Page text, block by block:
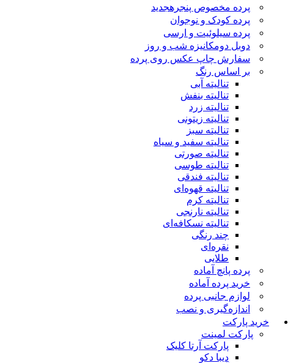
پرده مخصوص پنجرهجدید
پرده کودک و نوجوان
پرده سیلوئیت و ارسی
دوبل دومکانیزه شب و روز
سفارش چاپ عکس روی پرده
بر اساس رنگ
تنالیته آبی
تنالیته بنفش
تنالیته زرد
تنالیته زیتونی
تنالیته سبز
تنالیته سفید و سیاه
تنالیته صورتی
تنالیته طوسی
تنالیته فندقی
تنالیته قهوه‌ای
تنالیته کرم
تنالیته نارنجی
تنالیته نسکافه‌ای
چند رنگی
نقره‌ای
طلایی
پرده پانچ آماده
خرید پرده آماده
لوازم جانبی پرده
اندازه‌گیری و نصب
خرید پارکت
پارکت لمینت
پارکت آرتا کلیک
دیبا دکو